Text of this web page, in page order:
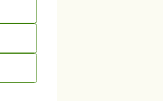
betterplace anpassen